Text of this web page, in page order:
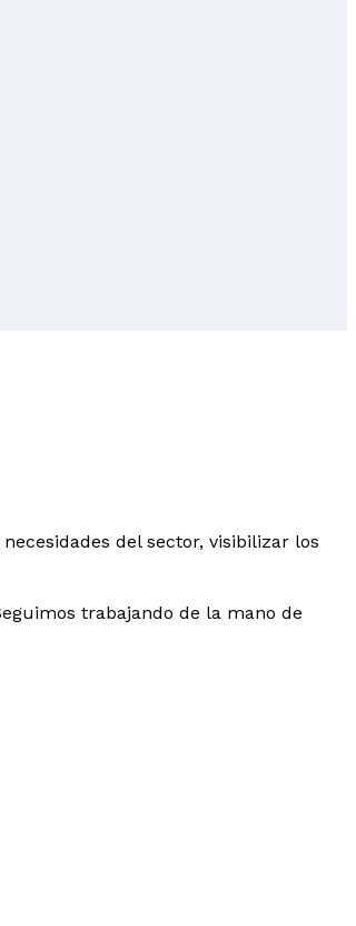
del sector, visibilizar los
trabajando de la mano de